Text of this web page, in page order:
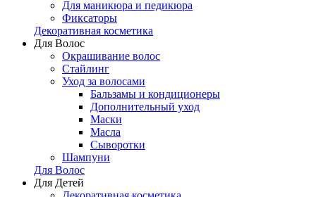
Для маникюра и педикюра
Фиксаторы
Декоративная косметика
Для Волос
Окрашивание волос
Стайлинг
Уход за волосами
Бальзамы и кондиционеры
Дополнительный уход
Маски
Масла
Сыворотки
Шампуни
Для Волос
Для Детей